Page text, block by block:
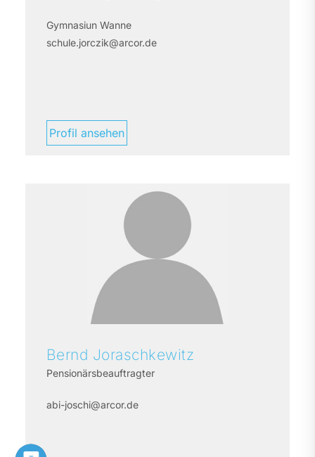
Gymnasiun Wanne
schule.jorczik@arcor.de
Profil ansehen
Bernd Joraschkewitz
Pensionärsbeauftragter
abi-joschi@arcor.de